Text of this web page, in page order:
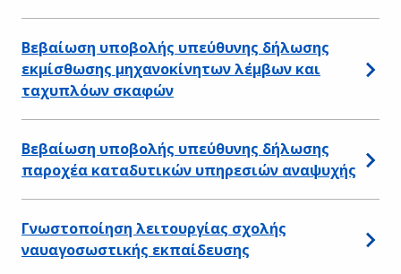
Βεβαίωση υποβολής υπεύθυνης δήλωσης
εκμίσθωσης μηχανοκίνητων λέμβων και
ταχυπλόων σκαφών
Βεβαίωση υποβολής υπεύθυνης δήλωσης
παροχέα καταδυτικών υπηρεσιών αναψυχής
Γνωστοποίηση λειτουργίας σχολής
ναυαγοσωστικής εκπαίδευσης